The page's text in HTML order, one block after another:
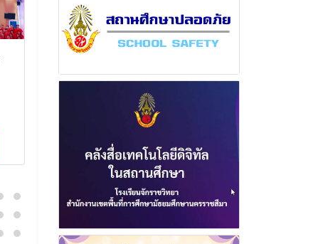
พุทธศักราช 2566
21 มีนาคม 2566
อ่านเพิ่มเติม
พุทธศักราช